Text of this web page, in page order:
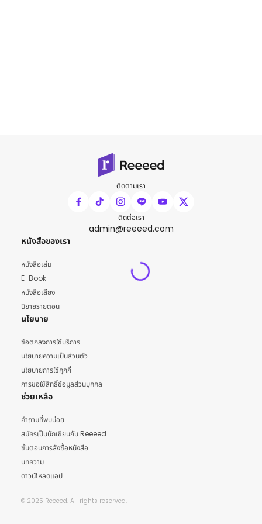
ติดตามเรา
ติดต่อเรา
admin@reeeed.com
หนังสือของเรา
หนังสือเล่ม
E-Book
หนังสือเสียง
นิยายรายตอน
นโยบาย
ข้อตกลงการใช้บริการ
นโยบายความเป็นส่วนตัว
นโยบายการใช้คุกกี้
การขอใช้สิทธิ์ข้อมูลส่วนบุคคล
ช่วยเหลือ
คำถามที่พบบ่อย
สมัครเป็นนักเขียนกับ Reeeed
ขั้นตอนการสั่งซื้อหนังสือ
บทความ
ดาวน์โหลดแอป
© 2025 Reeeed. All rights reserved.